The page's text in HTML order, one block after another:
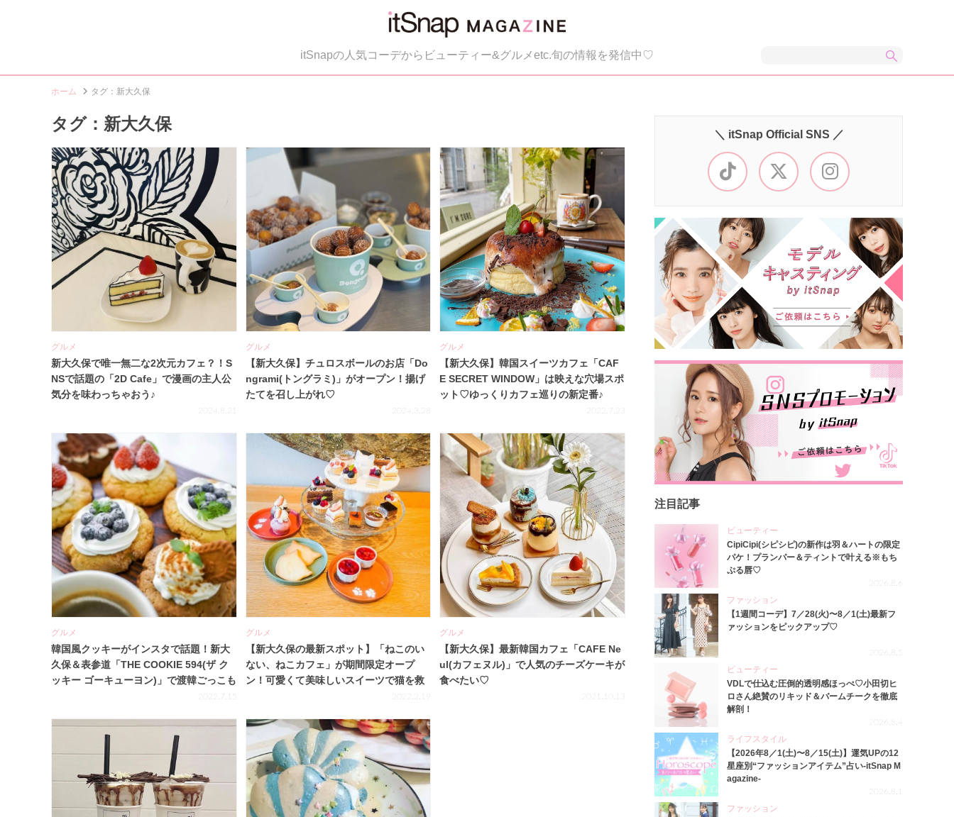
itSnapの人気コーデからビューティー&グルメetc.旬の情報を発信中♡
ホーム タグ：新大久保
タグ：新大久保
グルメ
新大久保で唯一無二な2次元カフェ？！S
NSで話題の「2D Cafe」で漫画の主人公
気分を味わっちゃおう♪
2024.8.21
グルメ
【新大久保】チュロスボールのお店「Do
ngrami(トングラミ)」がオープン！揚げ
たてを召し上がれ♡
2024.3.28
グルメ
【新大久保】韓国スイーツカフェ「CAF
E SECRET WINDOW」は映えな穴場スポ
ット♡ゆっくりカフェ巡りの新定番♪
2022.7.23
グルメ
韓国風クッキーがインスタで話題！新大
久保＆表参道「THE COOKIE 594(ザ ク
ッキー ゴーキューヨン)」で渡韓ごっこも
2022.7.15
グルメ
【新大久保の最新スポット】「ねこのい
ない、ねこカフェ」が期間限定オープ
ン！可愛くて美味しいスイーツで猫を救
2022.2.19
グルメ
【新大久保】最新韓国カフェ「CAFE Ne
ul(カフェヌル)」で人気のチーズケーキが
食べたい♡
2021.10.13
＼ itSnap Official SNS ／
注目記事
ビューティー
CipiCipi(シピシピ)の新作は羽＆ハートの限定
パケ！プランパー＆ティントで叶える※もち
ぷる唇♡
2026.8.6
ファッション
【1週間コーデ】7／28(火)〜8／1(土)最新フ
ァッションをピックアップ♡
2026.8.5
ビューティー
VDLで仕込む圧倒的透明感ほっぺ♡小田切ヒ
ロさん絶賛のリキッド＆バームチークを徹底
解剖！
2026.8.4
ライフスタイル
【2026年8／1(土)〜8／15(土)】運気UPの12
星座別“ファッションアイテム”占い-itSnap M
agazine-
2026.8.1
ファッション